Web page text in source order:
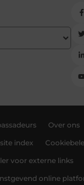
Over ons
index
voor externe links
online